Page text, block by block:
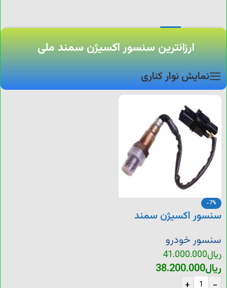
ارزانترین سنسور اکسیژن سمند ملی
نمایش نوار کناری
-7%
سنسور اکسیژن سمند
سنسور خودرو
ریال41.000.000
ریال38.200.000